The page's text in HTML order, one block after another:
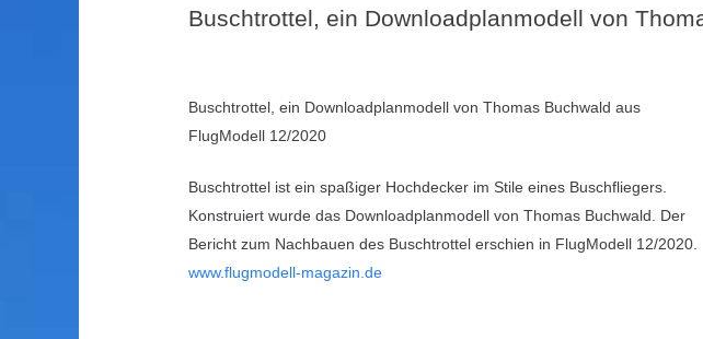
Buschtrottel, ein Downloadplanmodell von
Buschtrottel, ein Downloadplanmodell von Thomas Buchwald aus
FlugModell 12/2020
Buschtrottel ist ein spaßiger Hochdecker im Stile eines Buschfliegers.
Konstruiert wurde das Downloadplanmodell von Thomas Buchwald. Der
Bericht zum Nachbauen des Buschtrottel erschien in FlugModell 12/2020.
www.flugmodell-magazin.de